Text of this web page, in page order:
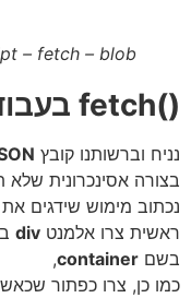
– fetch – blob
()fetch בעבודה מול קבצי JSON
נניח וברשותנו קובץ
בצורה אסינכרונית
נכתוב מימוש שידגים
ראשית צרו אלמנט div
בשם container
,
כמו כן, צרו כפתור